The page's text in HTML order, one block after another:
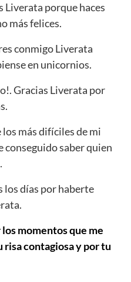
Liverata porque haces
más felices.
conmigo Liverata
en unicornios.
Gracias Liverata por
los más difíciles de mi
conseguido saber quien
los días por haberte
momentos que me
risa contagiosa y por tu